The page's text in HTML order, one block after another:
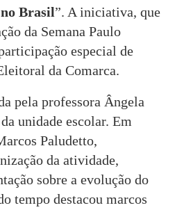
Brasil”. A iniciativa, que
da Semana Paulo
especial de
da Comarca.
pela professora Ângela
unidade escolar. Em
Paludetto,
da atividade,
sobre a evolução do
tempo destacou marcos